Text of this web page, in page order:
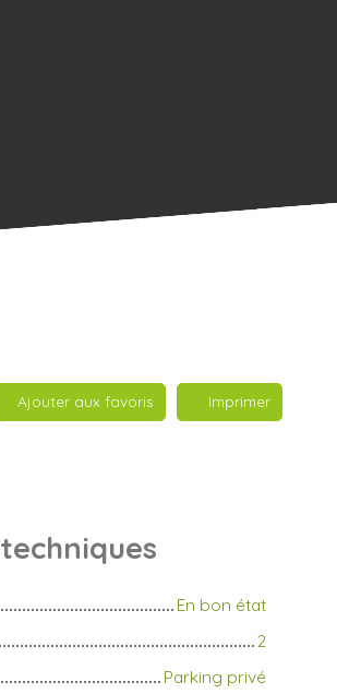
Ajouter aux favoris Imprimer
techniques
En bon état
2
Parking privé